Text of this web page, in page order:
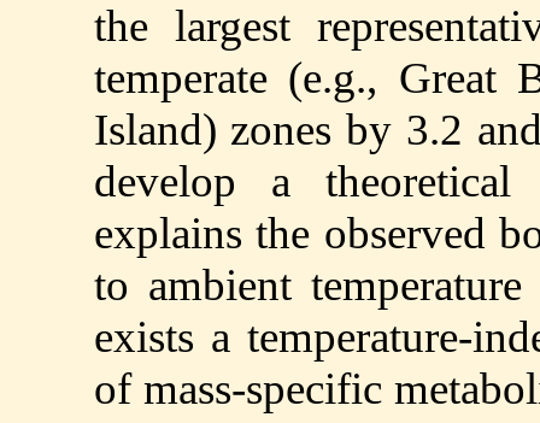
the largest
temperate (e.g., Great
Island) zones by 3.2
develop a theoretical
explains the observed
to ambient
exists a temperature-
of mass-specific